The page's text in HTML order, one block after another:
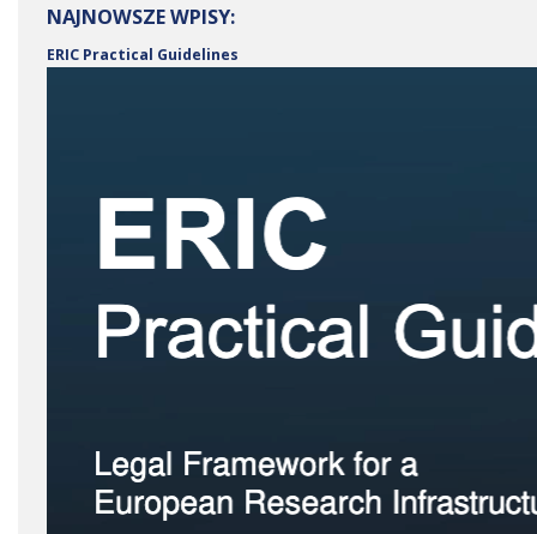
NAJNOWSZE WPISY:
ERIC Practical Guidelines